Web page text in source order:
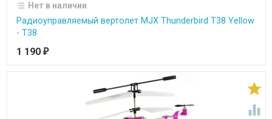
Нет в наличии
Радиоуправляемый вертолет MJX Thunderbird T38 Yellow
- T38
1 190 ₽

